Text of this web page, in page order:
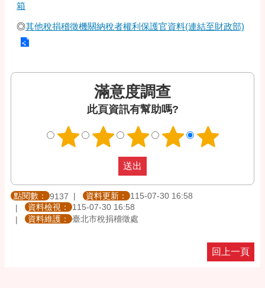
箱
◎其他稅捐稽徵機關納稅者權利保護官資料(連結至財政部)
滿意度調查
此頁資訊有幫助嗎?
點閱數： 9137 資料更新：
115-07-30 16:58
資料檢視：
115-07-30 16:58
資料維護：
臺北市稅捐稽徵處
回上一頁